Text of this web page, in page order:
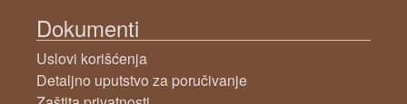
Dokumenti
Uslovi korišćenja
Detaljno uputstvo za poručivanje